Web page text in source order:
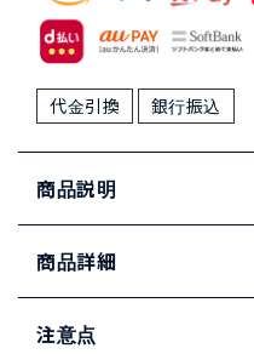
代金引換 銀行振込
商品説明
商品詳細
注意点